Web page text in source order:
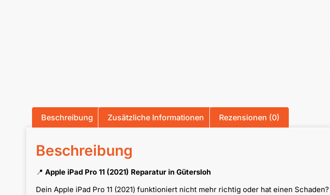
Beschreibung Zusätzliche Informationen Rezensionen (0)
Beschreibung
📍 Apple iPad Pro 11 (2021) Reparatur in Gütersloh
Dein Apple iPad Pro 11 (2021) funktioniert nicht mehr richtig oder hat einen Schaden?